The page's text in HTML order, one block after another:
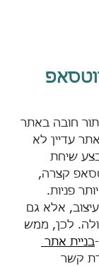
חובה באתר
עדיין לא
שיחת
קצרה,
פניות.
אלא גם
לכן, ממש
בניית אתר
קשר